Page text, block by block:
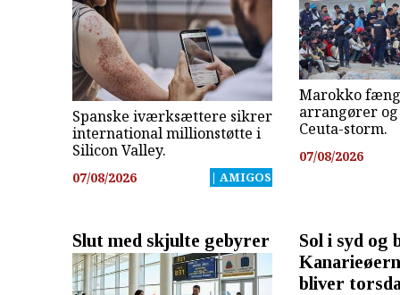
Spanske iværksættere sikrer
international millionstøtte i
Silicon Valley.
07/08/2026 | AMIGOS
Marokko
arrangører
Ceuta-storm.
07/08/2026
Slut med skjulte gebyrer
Sol i syd og
bliver